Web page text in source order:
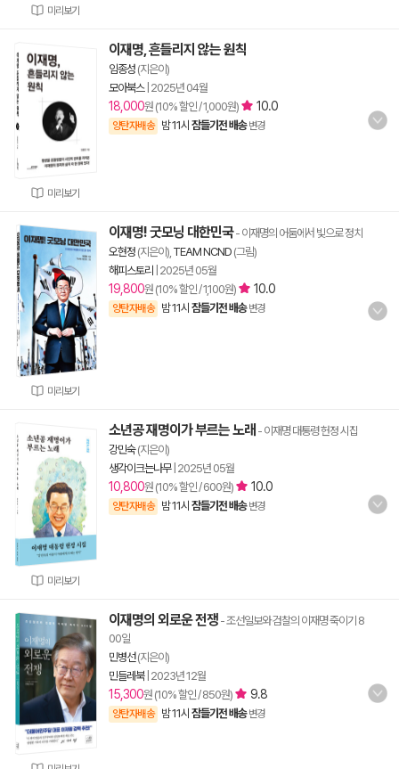
미리보기
미리보기
이재명, 흔들리지 않는 원칙
임종성 (지은이)
모아북스| 2025년 04월
18,000원 (10% 할인 / 1,000원) 10.0
양탄자배송 밤 11시 잠들기전 배송 변경
미리보기
이재명! 굿모닝 대한민국- 이재명의 어둠에서 빛으로 정치
오현정 (지은이), TEAM NCND (그림)
해피스토리
2025년 05월
19,800원 (10% 할인 / 1,100원) 10.0
양탄자배송 밤 11시 잠들기전 배송 변경
미리보기
소년공 재명이가 부르는 노래 - 이재명 대통령 헌정 시집
강민숙(지은이)
생각이크는나무| 2025년 05월
10,800원 (10% 할인 / 600원) 10.0
양탄자배송 밤 11시 잠들기전 배송 변경
이재명의 외로운 전쟁 - 조선일보와 검찰의 이재명 죽이기 8
00일
민병선(지은이)
민들레북| 2023년 12월
15,300원 (10% 할인 / 850원) 9.8
양탄자배송 밤 11시 잠들기전 배송 변경